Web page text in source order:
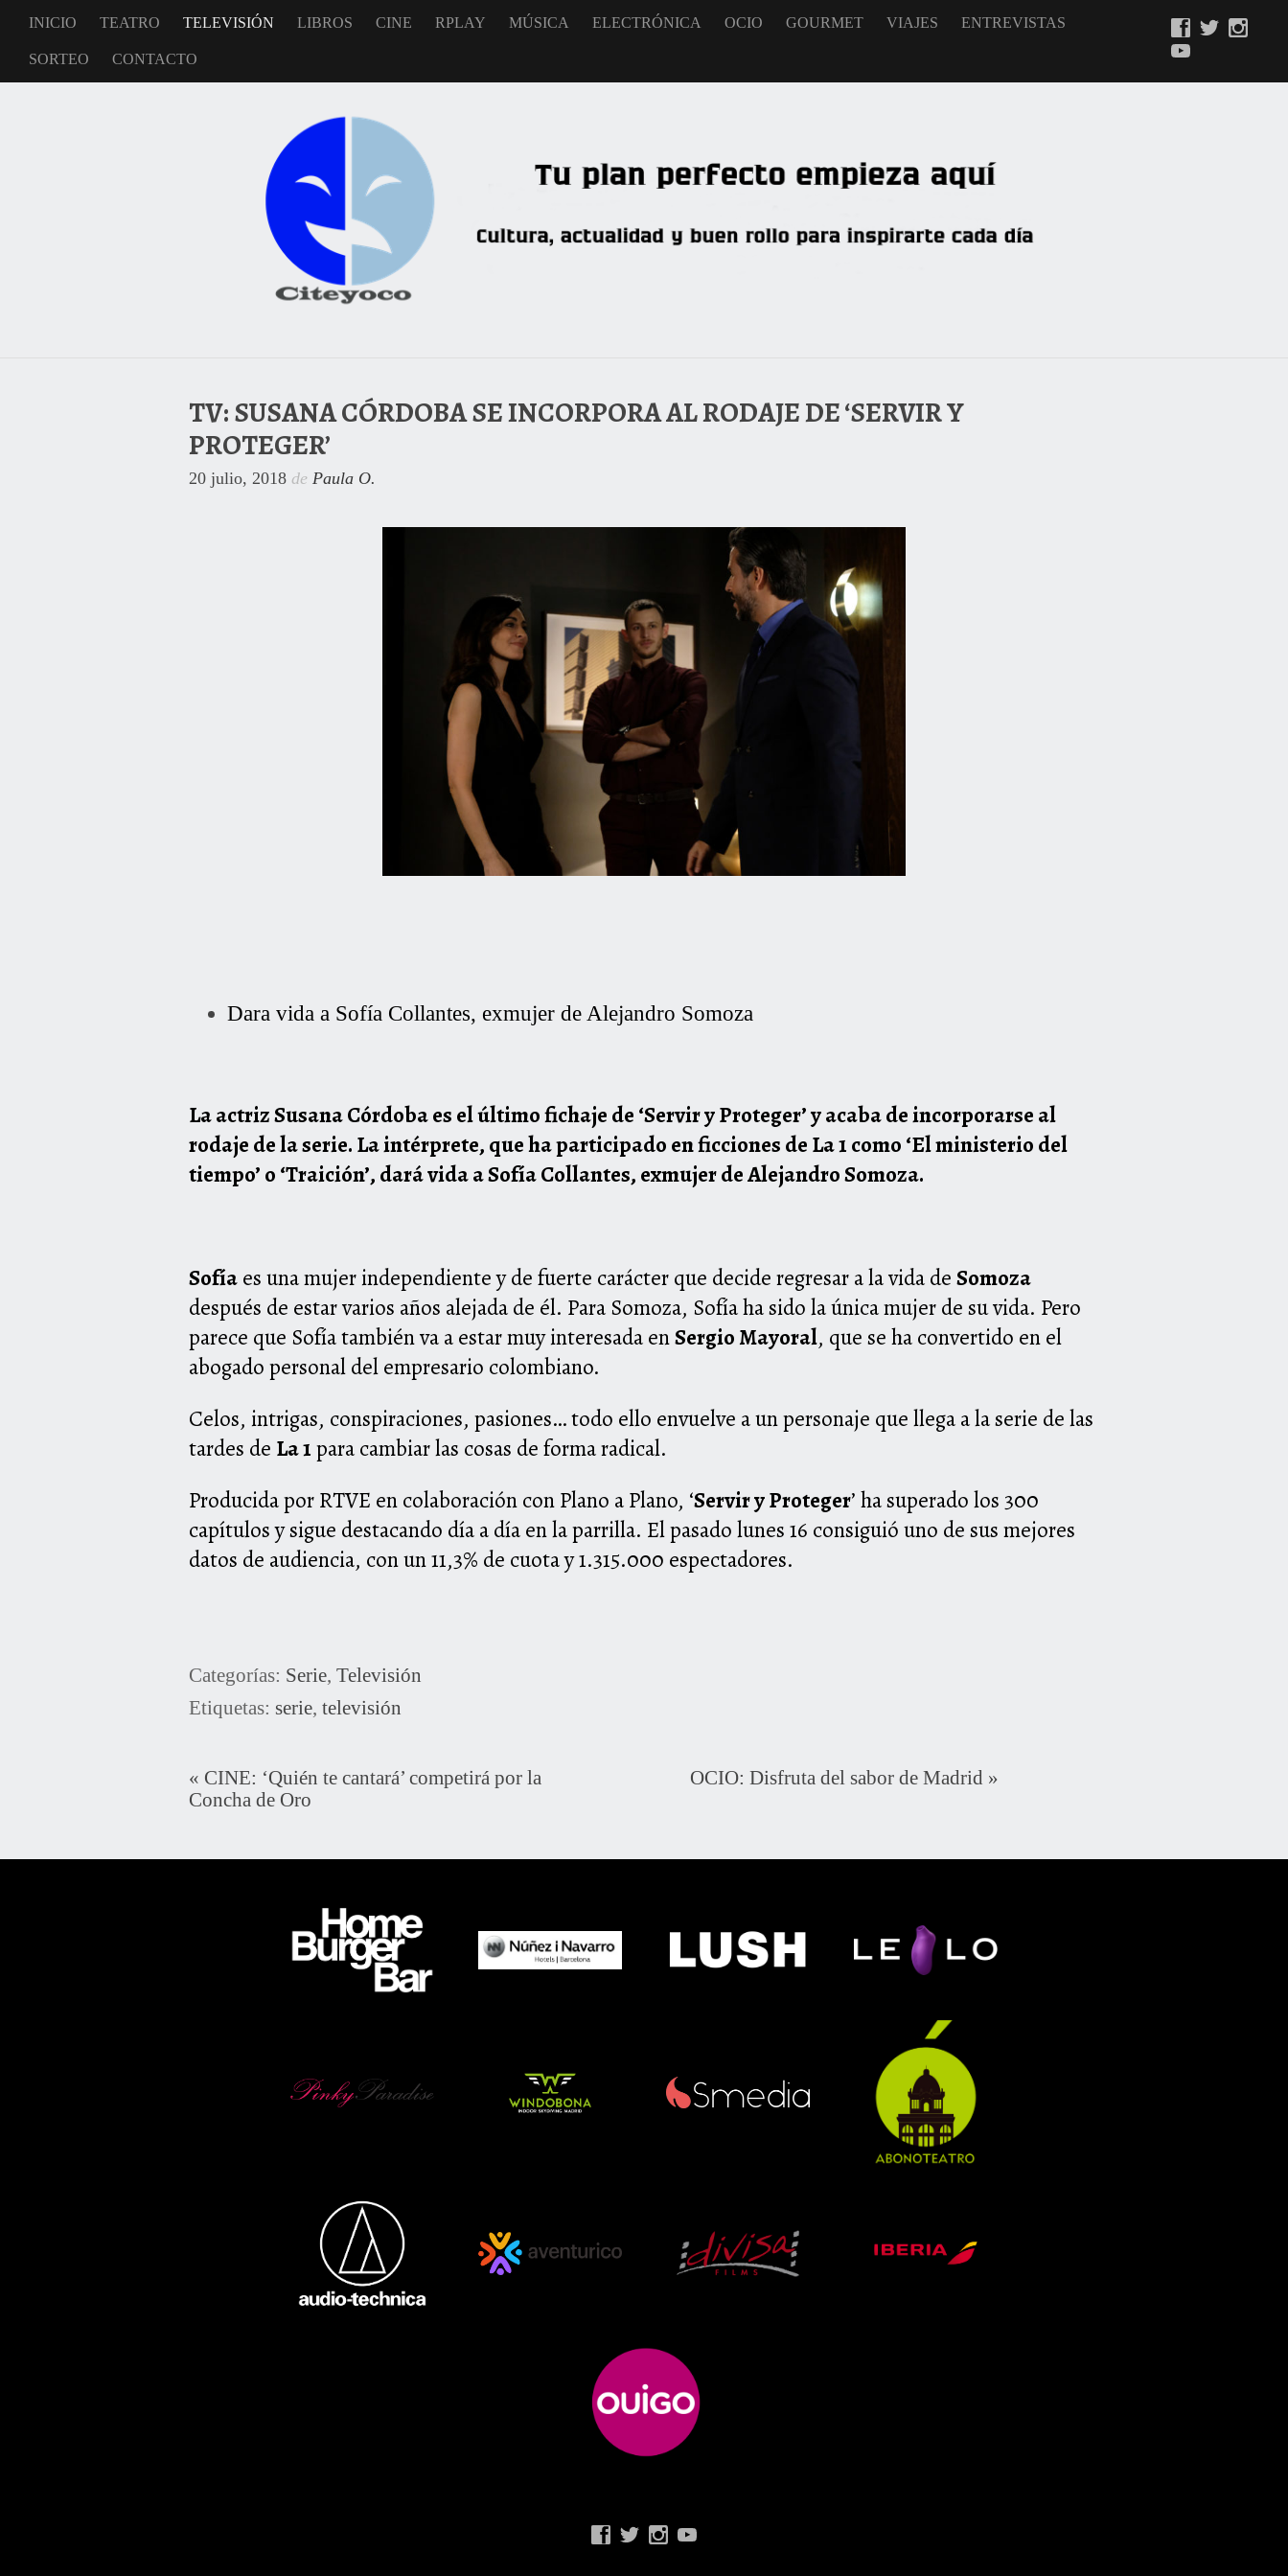
INICIO TEATRO TELEVISIÓN LIBROS CINE RPLAY MÚSICA ELECTRÓNICA OCIO GOURMET VIAJES ENTREVISTAS
SORTEO CONTACTO
TV: SUSANA CÓRDOBA SE INCORPORA AL RODAJE DE ‘SERVIR Y
PROTEGER’
20 julio, 2018 de Paula O.
Dara vida a Sofía Collantes, exmujer de Alejandro Somoza
La actriz Susana Córdoba es el último fichaje de‘Servir y Proteger’y acaba de incorporarse al
rodaje de la serie. La intérprete, que ha participado en ficciones de La 1 como ‘El ministerio del
tiempo’ o ‘Traición’, dará vida a Sofía Collantes, exmujer de Alejandro Somoza.
Sofíaes una mujer independiente y de fuerte carácter que decide regresar a la vida deSomoza
después de estar varios años alejada de él. Para Somoza, Sofía ha sido la única mujer de su vida. Pero
parece que Sofía también va a estar muy interesada enSergio Mayoral, que se ha convertido en el
abogado personal del empresario colombiano.
Celos, intrigas, conspiraciones, pasiones… todo ello envuelve a un personaje que llega a la serie de las
tardes de La 1para cambiar las cosas de forma radical.
Producida por RTVE en colaboración con Plano a Plano, ‘Servir y Proteger’ ha superado los 300
capítulos y sigue destacando día a día en la parrilla. El pasado lunes 16 consiguió uno de sus mejores
datos de audiencia, con un 11,3% de cuota y 1.315.000 espectadores.
Categorías: Serie, Televisión
Etiquetas: serie, televisión
« CINE: ‘Quién te cantará’ competirá por la
Concha de Oro
OCIO: Disfruta del sabor de Madrid »